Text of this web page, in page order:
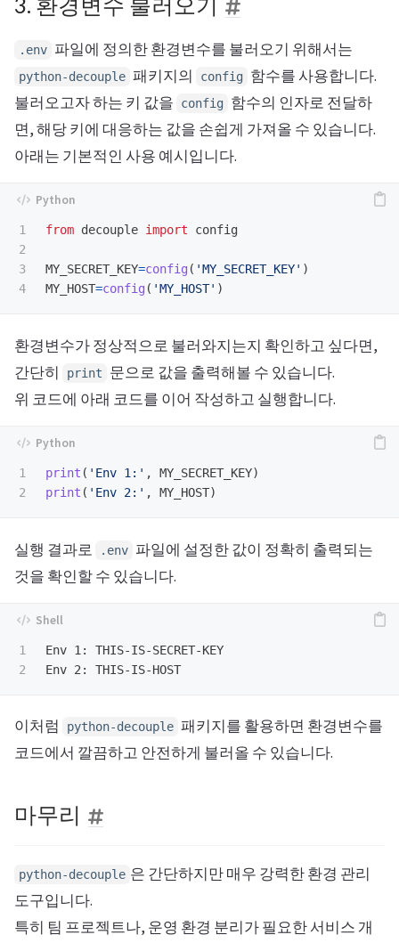
.env 파일에 정의한 환경변수를 불러오기 위해서는
python-decouple 패키지의 config
함수를 사용합니다.
불러오고자 하는 키 값을
config
함수의 인자로 전달하
면, 해당 키에 대응하는 값을 손쉽게 가져올 수 있습니다.
아래는 기본적인 사용 예시입니다.
1
2
3
from decouple import config
MY_SECRET_KEY=config ( 'MY_SECRET_KEY' )
MY_HOST=config ( 'MY_HOST' )
환경변수가 정상적으로 불러와지는지 확인하고 싶다면,
간단히
print
문으로 값을 출력해볼 수 있습니다.
위 코드에 아래 코드를 이어 작성하고 실행합니다.
1
print ( ' Env 1: ' , MY_SECRET_KEY)
print ( ' Env 2: ' , MY_HOST)
실행 결과로 .env 파일에 설정한 값이 정확히 출력되는
것을 확인할 수 있습니다.
1
Env 1: THIS-IS-SECRET-KEY
이처럼 python-decouple 패키지를 활용하면 환경변수를
코드에서 깔끔하고 안전하게 불러올 수 있습니다.
마무리
python-decouple 은 간단하지만 매우 강력한 환경 관리
도구입니다.
특히 팀 프로젝트나, 운영 환경 분리가 필요한 서비스 개